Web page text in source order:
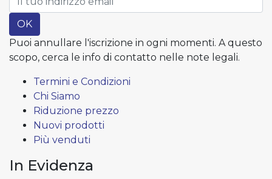
OK
Puoi annullare l'iscrizione in ogni momenti. A questo
scopo, cerca le info di contatto nelle note legali.
Termini e Condizioni
Chi Siamo
Riduzione prezzo
Nuovi prodotti
Più venduti
In Evidenza